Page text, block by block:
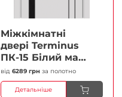
Міжкімнатні
двері Terminus
ПК-15 Білий мат
(Термінус) Чорне
скло Плівка
від 6289 грн за полотно
Детальніше